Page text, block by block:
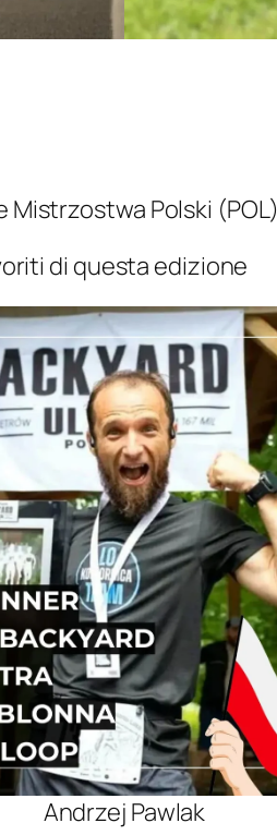
Mistrzostwa Polski (POL)
di questa edizione
Andrzej Pawlak